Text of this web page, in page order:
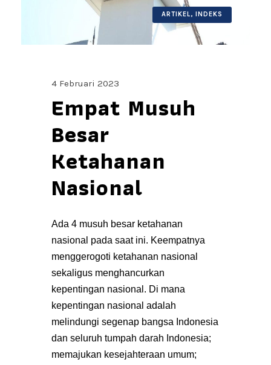
ARTIKEL, INDEKS
4 Februari 2023
Empat Musuh
Besar
Ketahanan
Nasional
Ada 4 musuh besar ketahanan
nasional pada saat ini. Keempatnya
menggerogoti ketahanan nasional
sekaligus menghancurkan
kepentingan nasional. Di mana
kepentingan nasional adalah
melindungi segenap bangsa Indonesia
dan seluruh tumpah darah Indonesia;
memajukan kesejahteraan umum;